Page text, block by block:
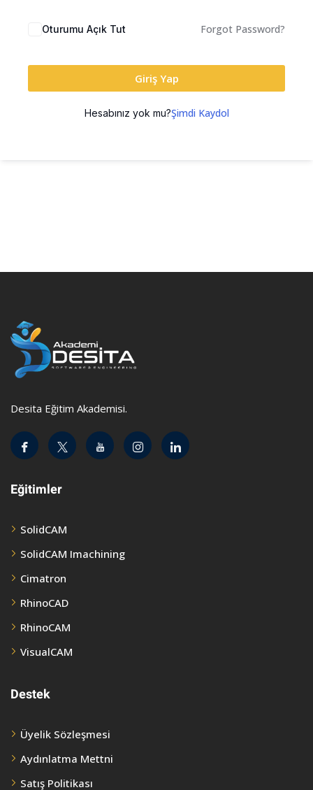
Oturumu Açık Tut Forgot Password?
Giriş Yap
Hesabınız yok mu?Şimdi Kaydol
Desita Eğitim Akademisi.
Eğitimler
SolidCAM
SolidCAM Imachining
Cimatron
RhinoCAD
RhinoCAM
VisualCAM
Destek
Üyelik Sözleşmesi
Aydınlatma Mettni
Satış Politikası